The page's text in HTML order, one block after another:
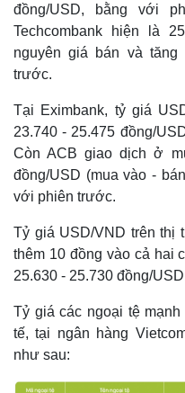
đồng/USD, bằng với
Techcombank hiện là
nguyên giá bán và
trước.
Tại Eximbank, tỷ giá
23.740 - 25.475 đồng/
Còn ACB giao dịch ở
đồng/USD (mua vào -
với phiên trước.
Tỷ giá USD/VND trên thị
thêm 10 đồng vào cả hai
25.630 - 25.730 đồng/
Tỷ giá các ngoại tệ
tế, tại ngân hàng
như sau: